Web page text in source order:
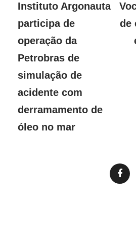
Instituto Argonauta
participa de
operação da
Petrobras de
simulação de
acidente com
derramamento de
óleo no mar
de